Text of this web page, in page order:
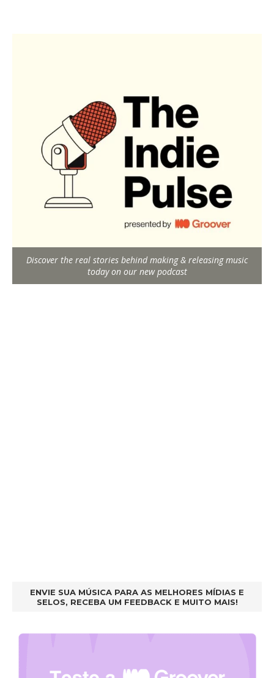
Discover the real stories behind making & releasing music
today on our new podcast
ENVIE SUA MÚSICA PARA AS MELHORES MÍDIAS E
SELOS, RECEBA UM FEEDBACK E MUITO MAIS!